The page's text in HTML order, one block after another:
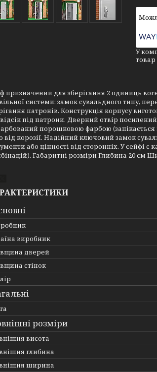
У
призначений для зберігання 2 одиниць
системи: замок сувальдного типу,
патронів. Конструкція корпусу
під патрони. Дверний отвір
порошковою фарбою (запікається
від корозії. Надійний ключовий замок
або цінності від сторонніх. У сейфі
Габаритні розміри Глибина 20 см
виробник
дверей
стінок
розміри
висота
глибина
ширина